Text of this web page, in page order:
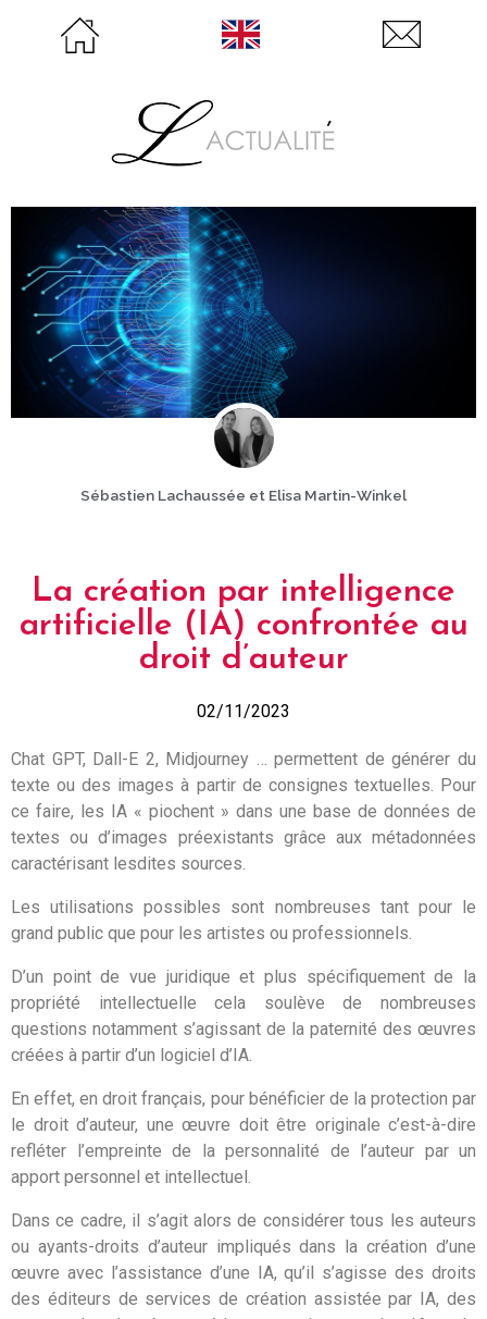
Sébastien Lachaussée et Elisa Martin-Winkel
La création par intelligence
artificielle (IA) confrontée au
droit d’auteur
02/11/2023
Chat GPT, Dall-E 2, Midjourney … permettent de générer du
texte ou des images à partir de consignes textuelles. Pour
ce faire, les IA « piochent » dans une base de données de
textes ou d’images préexistants grâce aux métadonnées
caractérisant lesdites sources.
Les utilisations possibles sont nombreuses tant pour le
grand public que pour les artistes ou professionnels.
D’un point de vue juridique et plus spécifiquement de la
propriété intellectuelle cela soulève de nombreuses
questions notamment s’agissant de la paternité des œuvres
créées à partir d’un logiciel d’IA.
En effet, en droit français, pour bénéficier de la protection par
le droit d’auteur, une œuvre doit être originale c’est-à-dire
refléter l’empreinte de la personnalité de l’auteur par un
apport personnel et intellectuel.
Dans ce cadre, il s’agit alors de considérer tous les auteurs
ou ayants-droits d’auteur impliqués dans la création d’une
œuvre avec l’assistance d’une IA, qu’il s’agisse des droits
des éditeurs de services de création assistée par IA, des